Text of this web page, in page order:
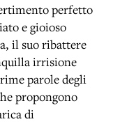
perfetto
e gioioso
il suo ribattere
irrisione
parole degli
propongono
di